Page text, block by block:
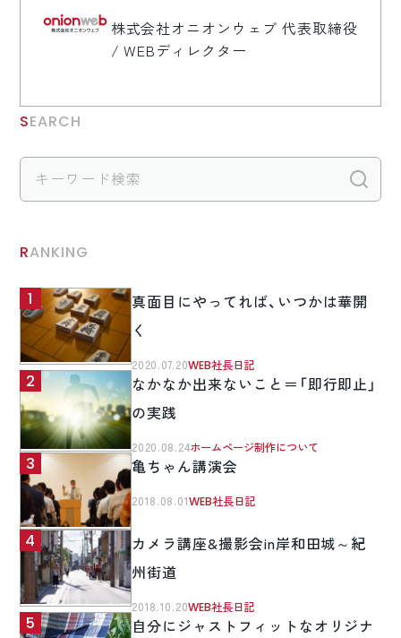
株式会社オニオンウェブ 代表取締役
/ WEBディレクター
SEARCH
RANKING
真面目にやってれば、いつかは華開
く
2020.07.20WEB社長日記
なかなか出来ないこと＝「即行即止」
の実践
2020.08.24ホームページ制作について
亀ちゃん講演会
2018.08.01WEB社長日記
カメラ講座&撮影会in岸和田城～紀
州街道
2018.10.20WEB社長日記
自分にジャストフィットなオリジナ